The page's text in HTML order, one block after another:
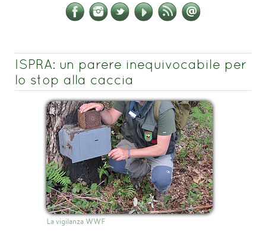
ISPRA: un parere inequivocabile per
lo stop alla caccia
La vigilanza WWF